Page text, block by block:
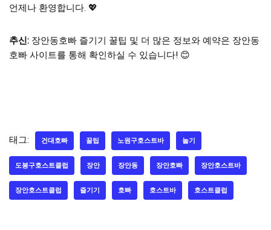
언제나 환영합니다. 💖
추신: 장안동호빠 즐기기 꿀팁 및 더 많은 정보와 예약은 장안동
호빠 사이트를 통해 확인하실 수 있습니다! 😊
태그: 건대호빠 꿀팁 노원구호스트바 놀기
도봉구호스트클럽 장안 장안동 장안호빠 장안호스트바
장안호스트클럽 즐기기 호빠 호스트바 호스트클럽